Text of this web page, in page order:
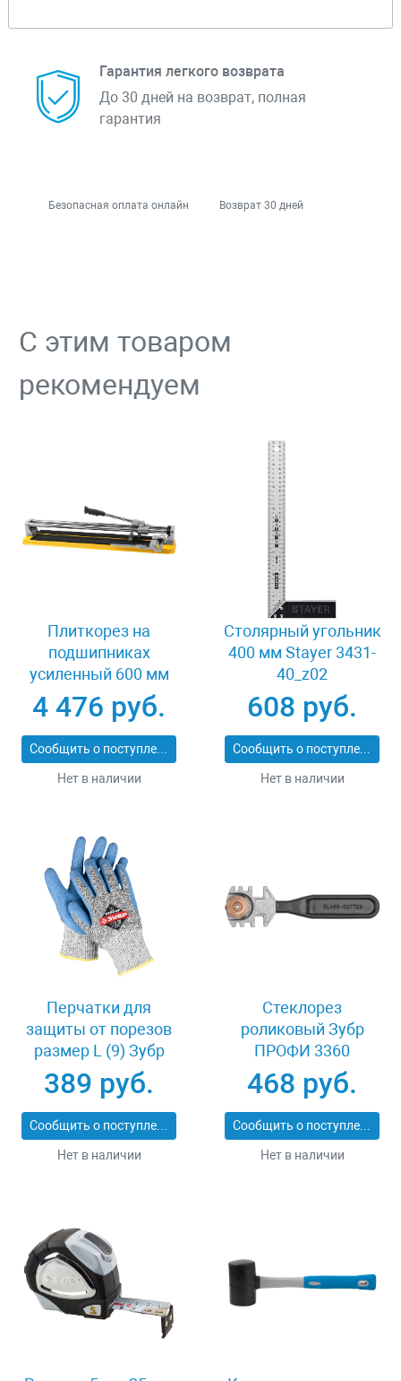
Гарантия легкого возврата
До 30 дней на возврат, полная
гарантия
Безопасная оплата онлайн Возврат 30 дней
С этим товаром
рекомендуем
Плиткорез на
подшипниках
усиленный 600 мм
Stayer PROFI 3318-60
4 476 руб.
Сообщить о поступлении
Нет в наличии
Столярный угольник
400 мм Stayer 3431-
40_z02
608 руб.
Сообщить о поступлении
Нет в наличии
Перчатки для
защиты от порезов
размер L (9) Зубр
11277-L
389 руб.
Сообщить о поступлении
Нет в наличии
Стеклорез
роликовый Зубр
ПРОФИ 3360
468 руб.
Сообщить о поступлении
Нет в наличии